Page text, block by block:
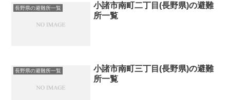
長野県の避難所一覧
小諸市南町二丁目(長野県)の避難
所一覧
長野県の避難所一覧
小諸市南町三丁目(長野県)の避難
所一覧